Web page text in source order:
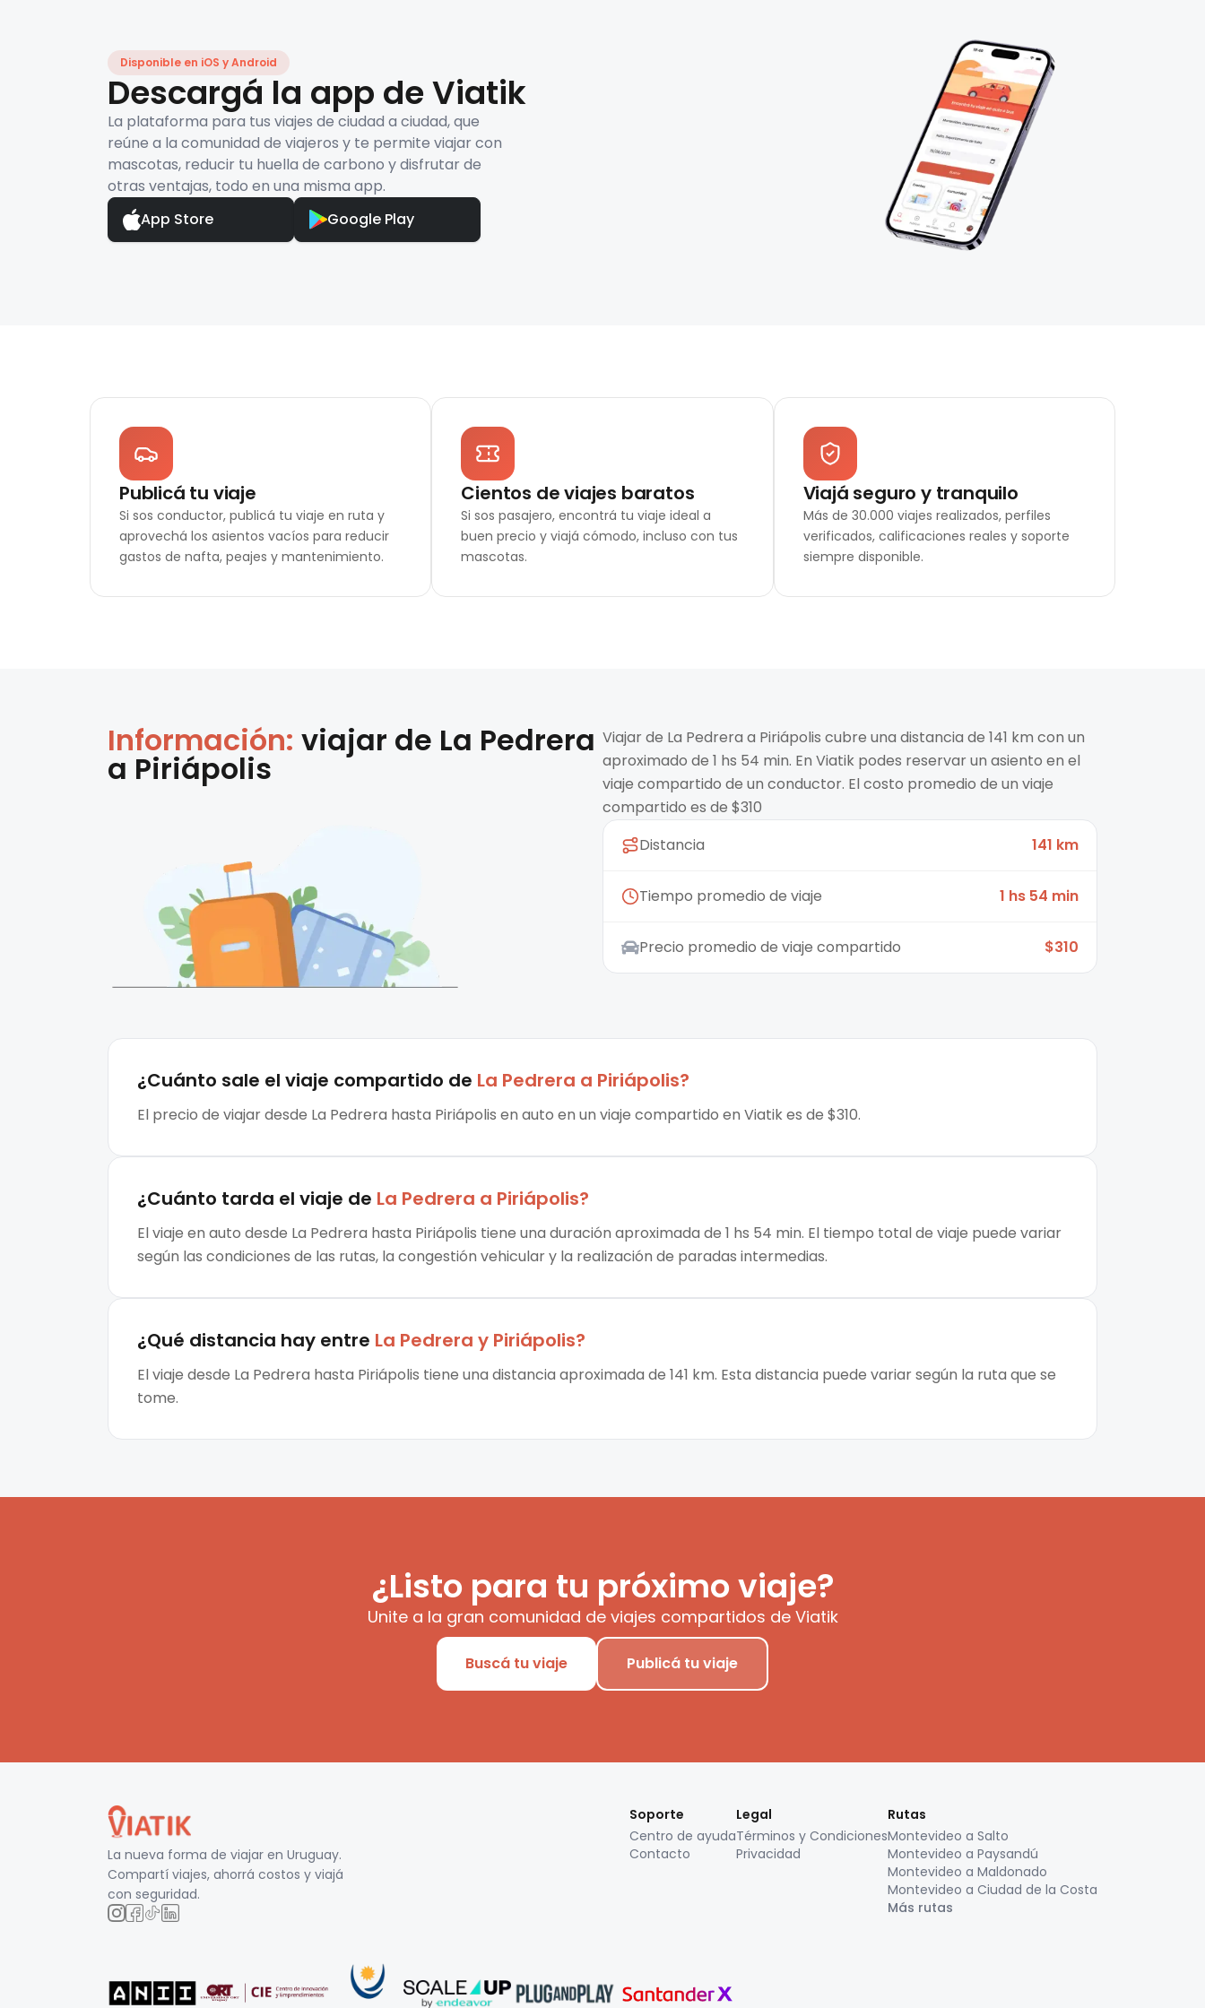
Disponible en iOS y Android
Descargá la app de Viatik
La plataforma para tus viajes de ciudad a ciudad, que
reúne a la comunidad de viajeros y te permite viajar con
mascotas, reducir tu huella de carbono y disfrutar de
otras ventajas, todo en una misma app.
App Store
Google Play
Publicá tu viaje
Si sos conductor, publicá tu viaje en ruta y
aprovechá los asientos vacíos para reducir
gastos de nafta, peajes y mantenimiento.
Cientos de viajes baratos
Si sos pasajero, encontrá tu viaje ideal a
buen precio y viajá cómodo, incluso con tus
mascotas.
Viajá seguro y tranquilo
Más de 30.000 viajes realizados, perfiles
verificados, calificaciones reales y soporte
siempre disponible.
Información: viajar de La Pedrera
a Piriápolis
Viajar de La Pedrera a Piriápolis cubre una distancia de 141 km con un
aproximado de 1 hs 54 min. En Viatik podes reservar un asiento en el
viaje compartido de un conductor. El costo promedio de un viaje
compartido es de $310
Distancia
141 km
Tiempo promedio de viaje 1 hs 54 min
Precio promedio de viaje compartido $310
¿Cuánto sale el viaje compartido de La Pedrera a Piriápolis?
El precio de viajar desde La Pedrera hasta Piriápolis en auto en un viaje compartido en Viatik es de $310.
¿Cuánto tarda el viaje de La Pedrera a Piriápolis?
El viaje en auto desde La Pedrera hasta Piriápolis tiene una duración aproximada de 1 hs 54 min. El tiempo total de viaje puede variar
según las condiciones de las rutas, la congestión vehicular y la realización de paradas intermedias.
¿Qué distancia hay entre La Pedrera y Piriápolis?
El viaje desde La Pedrera hasta Piriápolis tiene una distancia aproximada de 141 km. Esta distancia puede variar según la ruta que se
tome.
¿Listo para tu próximo viaje?
Unite a la gran comunidad de viajes compartidos de Viatik
Buscá tu viaje Publicá tu viaje
La nueva forma de viajar en Uruguay.
Compartí viajes, ahorrá costos y viajá
con seguridad.
Soporte
Centro de ayuda
Contacto
Legal
Términos y Condiciones
Privacidad
Rutas
Montevideo a Salto
Montevideo a Paysandú
Montevideo a Maldonado
Montevideo a Ciudad de la Costa
Más rutas